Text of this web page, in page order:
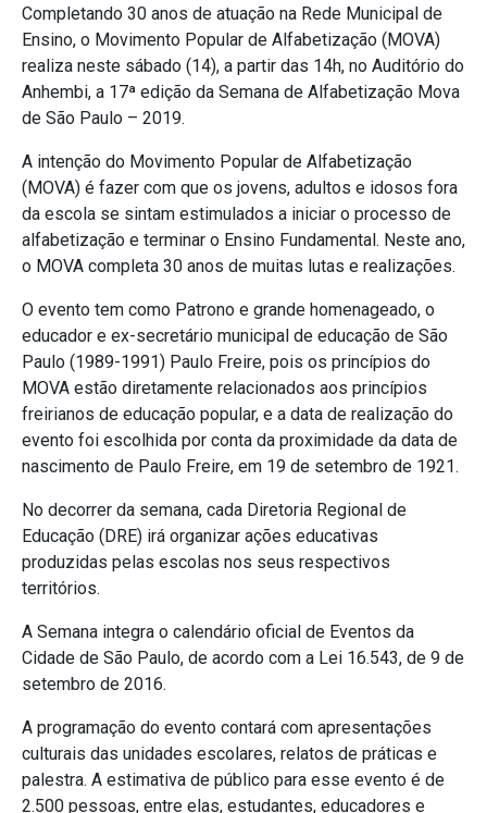
Completando 30 anos de atuação na Rede Municipal de
Ensino, o Movimento Popular de Alfabetização (MOVA)
realiza neste sábado (14), a partir das 14h, no Auditório do
Anhembi, a 17ª edição da Semana de Alfabetização Mova
de São Paulo – 2019.
A intenção do Movimento Popular de Alfabetização
(MOVA) é fazer com que os jovens, adultos e idosos fora
da escola se sintam estimulados a iniciar o processo de
alfabetização e terminar o Ensino Fundamental. Neste ano,
o MOVA completa 30 anos de muitas lutas e realizações.
O evento tem como Patrono e grande homenageado, o
educador e ex-secretário municipal de educação de São
Paulo (1989-1991) Paulo Freire, pois os princípios do
MOVA estão diretamente relacionados aos princípios
freirianos de educação popular, e a data de realização do
evento foi escolhida por conta da proximidade da data de
nascimento de Paulo Freire, em 19 de setembro de 1921.
No decorrer da semana, cada Diretoria Regional de
Educação (DRE) irá organizar ações educativas
produzidas pelas escolas nos seus respectivos
territórios.
A Semana integra o calendário oficial de Eventos da
Cidade de São Paulo, de acordo com a Lei 16.543, de 9 de
setembro de 2016.
A programação do evento contará com apresentações
culturais das unidades escolares, relatos de práticas e
palestra. A estimativa de público para esse evento é de
2.500 pessoas, entre elas, estudantes, educadores e